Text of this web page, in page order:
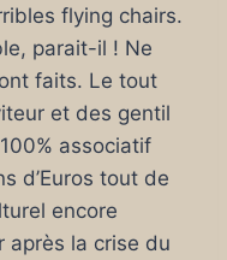
flying chairs.
parait-il ! Ne
faits. Le tout
et des gentil
associatif
d’Euros tout de
encore
après la crise du